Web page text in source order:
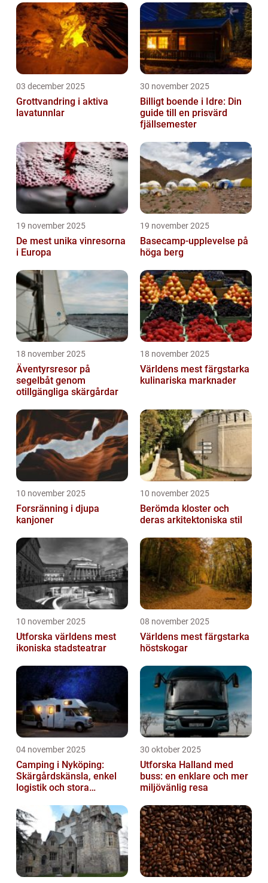
03 december 2025
Grottvandring i aktiva
lavatunnlar
30 november 2025
Billigt boende i Idre: Din
guide till en prisvärd
fjällsemester
19 november 2025
De mest unika vinresorna
i Europa
19 november 2025
Basecamp-upplevelse på
höga berg
18 november 2025
Äventyrsresor på
segelbåt genom
otillgängliga skärgårdar
18 november 2025
Världens mest färgstarka
kulinariska marknader
10 november 2025
Forsränning i djupa
kanjoner
10 november 2025
Berömda kloster och
deras arkitektoniska stil
10 november 2025
Utforska världens mest
ikoniska stadsteatrar
08 november 2025
Världens mest färgstarka
höstskogar
04 november 2025
Camping i Nyköping:
Skärgårdskänsla, enkel
logistik och stora
30 oktober 2025
Utforska Halland med
buss: en enklare och mer
miljövänlig resa